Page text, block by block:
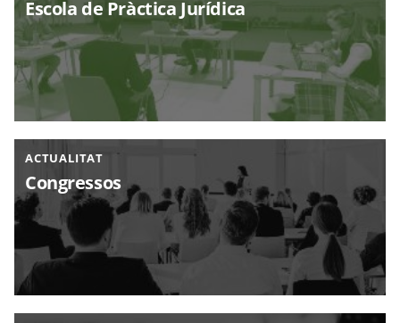
Escola de Pràctica Jurídica
ACTUALITAT
Congressos